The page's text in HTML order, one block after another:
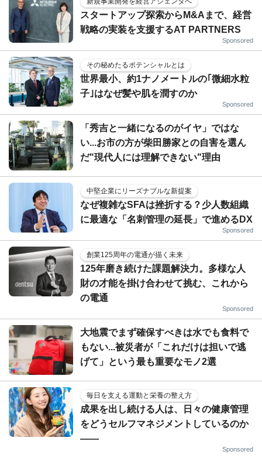
スタートアップ探索からM&Aまで、経営
戦略の実装を支援するAT PARTNERS
Sponsored
その秘めたるポテンシャルとは
世界最小、約1ナノメートルの｢微細水粒
子｣はなぜ髪や肌を潤すのか
Sponsored
「秀吉と一緒になるのがイヤ」ではな
い...お市の方が柴田勝家との自害を選ん
だ"現代人には理解できない"理由
中堅企業にリーズナブルな新提案
なぜ複雑なSFAは挫折する？少人数組織
に最適な「名刺管理の延長」で進めるDX
Sponsored
創業125周年の電通が描く未来
125年磨き続けた課題解決力。多様な人
財の才能を掛け合わせて挑む、これから
の電通
Sponsored
大地震でまず確保すべきは水でも食料で
もない...被災者が「これだけは担いで逃
げて」という最も重要なモノ2選
毎日を支える運動と栄養の整え方
成果を出し続ける人は、日々の健康管理
をどうセルフマネジメントしているのか
——
Sponsored